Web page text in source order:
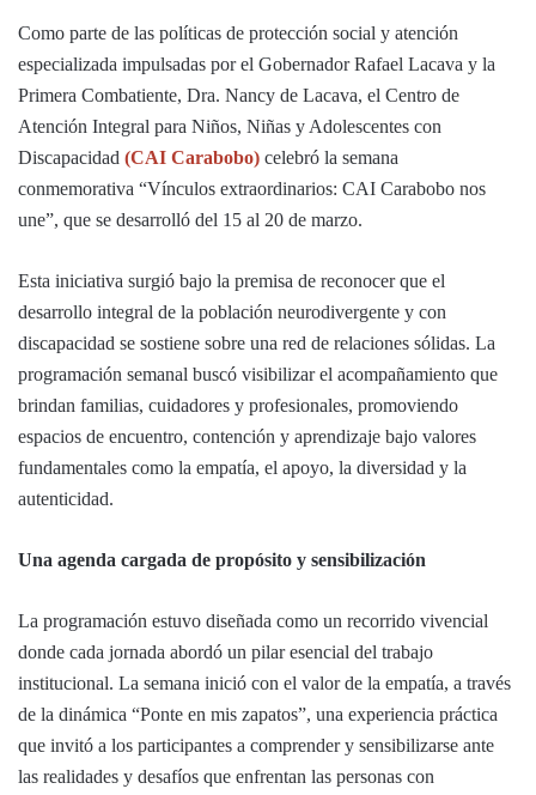
Como parte de las políticas de protección social y atención
especializada impulsadas por el Gobernador Rafael Lacava y la
Primera Combatiente, Dra. Nancy de Lacava, el Centro de
Atención Integral para Niños, Niñas y Adolescentes con
Discapacidad (CAI Carabobo) celebró la semana
conmemorativa “Vínculos extraordinarios: CAI Carabobo nos
une”, que se desarrolló del 15 al 20 de marzo.
Esta iniciativa surgió bajo la premisa de reconocer que el
desarrollo integral de la población neurodivergente y con
discapacidad se sostiene sobre una red de relaciones sólidas. La
programación semanal buscó visibilizar el acompañamiento que
brindan familias, cuidadores y profesionales, promoviendo
espacios de encuentro, contención y aprendizaje bajo valores
fundamentales como la empatía, el apoyo, la diversidad y la
autenticidad.
Una agenda cargada de propósito y sensibilización
La programación estuvo diseñada como un recorrido vivencial
donde cada jornada abordó un pilar esencial del trabajo
institucional. La semana inició con el valor de la empatía, a través
de la dinámica “Ponte en mis zapatos”, una experiencia práctica
que invitó a los participantes a comprender y sensibilizarse ante
las realidades y desafíos que enfrentan las personas con